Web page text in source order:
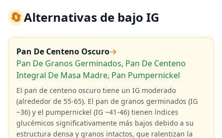
🔄Alternativas de bajo IG
Pan De Centeno Oscuro→
Pan De Granos Germinados, Pan De Centeno
Integral De Masa Madre, Pan Pumpernickel
El pan de centeno oscuro tiene un IG moderado
(alrededor de 55-65). El pan de granos germinados (IG
~36) y el pumpernickel (IG ~41-46) tienen índices
glucémicos significativamente más bajos debido a su
estructura densa y granos intactos, que ralentizan la